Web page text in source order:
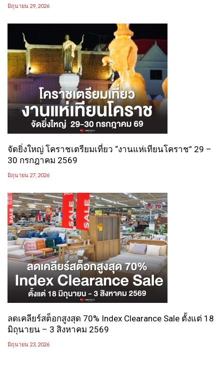
มิถุนายน 29, 2026
จัดยิ่งใหญ่ โคราชเตรียมเที่ยว “งานแห่เทียนโคราช” 29 –
30 กรกฎาคม 2569
มิถุนายน 27, 2026
ลดเคลียร์สต็อกสูงสุด 70% Index Clearance Sale ตั้งแต่ 18
มิถุนายน – 3 สิงหาคม 2569
มิถุนายน 23, 2026